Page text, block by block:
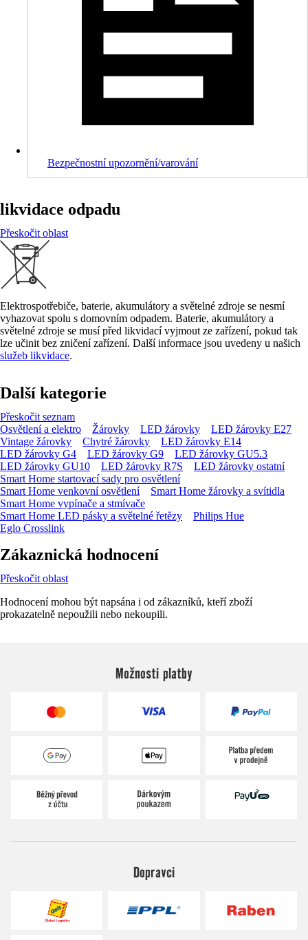
Bezpečnostní upozornění/varování
likvidace odpadu
Přeskočit oblast
Elektrospotřebiče, baterie, akumulátory a světelné zdroje se nesmí
vyhazovat spolu s domovním odpadem. Baterie, akumulátory a
světelné zdroje se musí před likvidací vyjmout ze zařízení, pokud tak
lze učinit bez zničení zařízení. Další informace jsou uvedeny u našich
služeb likvidace.
Další kategorie
Přeskočit seznam
Osvětlení a elektro
Žárovky LED žárovky
LED žárovky E27
Vintage žárovky
Chytré žárovky
LED žárovky E14
LED žárovky G4
LED žárovky G9
LED žárovky GU5.3
LED žárovky GU10
LED žárovky R7S
LED žárovky ostatní
Smart Home startovací sady pro osvětlení
Smart Home venkovní osvětlení
Smart Home žárovky a svítidla
Smart Home vypínače a stmívače
Smart Home LED pásky a světelné řetězy
Philips Hue
Eglo Crosslink
Zákaznická hodnocení
Přeskočit oblast
Hodnocení mohou být napsána i od zákazníků, kteří zboží
prokazatelně nepoužili nebo nekoupili.
Možnosti platby
Dopravci